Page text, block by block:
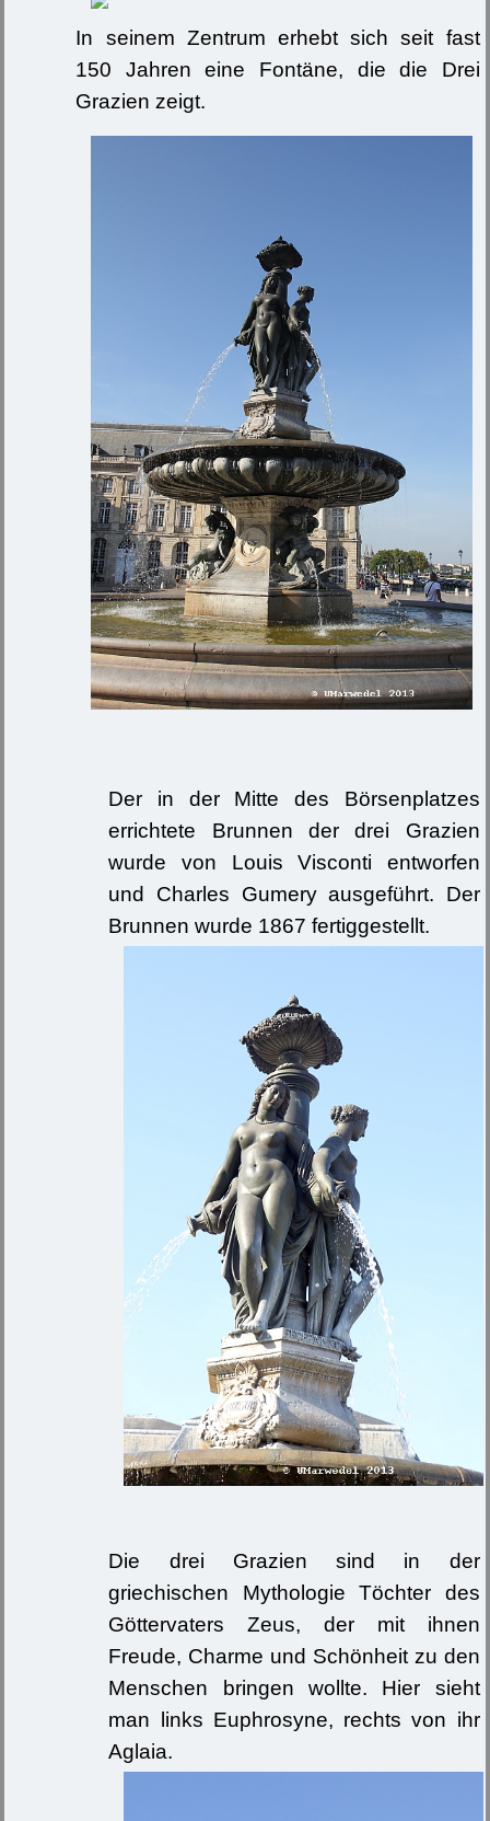
In seinem Zentrum erhebt sich seit fast
150 Jahren eine Fontäne, die die Drei
Grazien zeigt.
Der in der Mitte des Börsenplatzes
errichtete Brunnen der drei Grazien
wurde von Louis Visconti entworfen
und Charles Gumery ausgeführt. Der
Brunnen wurde 1867 fertiggestellt.
Die drei Grazien sind in der
griechischen Mythologie Töchter des
Göttervaters Zeus, der mit ihnen
Freude, Charme und Schönheit zu den
Menschen bringen wollte. Hier sieht
man links Euphrosyne, rechts von ihr
Aglaia.